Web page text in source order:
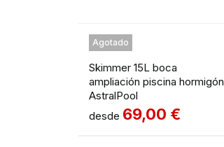
Agotado
Skimmer 15L boca
ampliación piscina hormigón
AstralPool
desde 69,00 €